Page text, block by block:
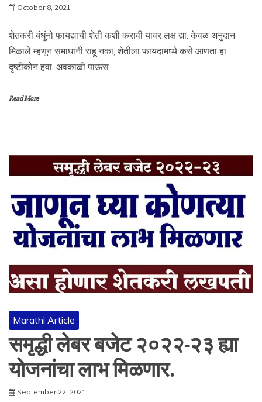
October 8, 2021
शेतकरी बंधुंनो फायद्याची शेती कशी करावी यावर लक्ष द्या. केवळ अनुदान
मिळाले म्हणून समाधानी राहू नका, शेतीला फायदामध्ये कसे आणता हा
दृष्टीकोन हवा. अवकाळी पाऊस
Read More
Marathi Article
समृद्धी लेबर बजेट २०२२-२३ ह्या
योजनांचा लाभ मिळणार.
September 22, 2021